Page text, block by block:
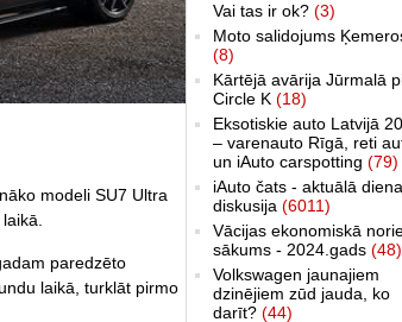
modeli SU7 Ultra
paredzēto
laikā, turklāt pirmo
Vai tas ir ok? (3)
Moto salidojums
(8)
Kārtējā avārija Jūrmalā
Circle K (18)
Eksotiskie auto Latvijā
– varenauto Rīgā, reti
un iAuto carspotting (79)
iAuto čats - aktuālā
diskusija (6011)
Vācijas ekonomiskā
sākums - 2024.gads (48)
Volkswagen jaunajiem
dzinējiem zūd jauda, ko
darīt? (44)